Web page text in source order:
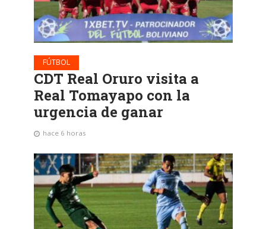
FÚTBOL
CDT Real Oruro visita a
Real Tomayapo con la
urgencia de ganar
hace 6 horas